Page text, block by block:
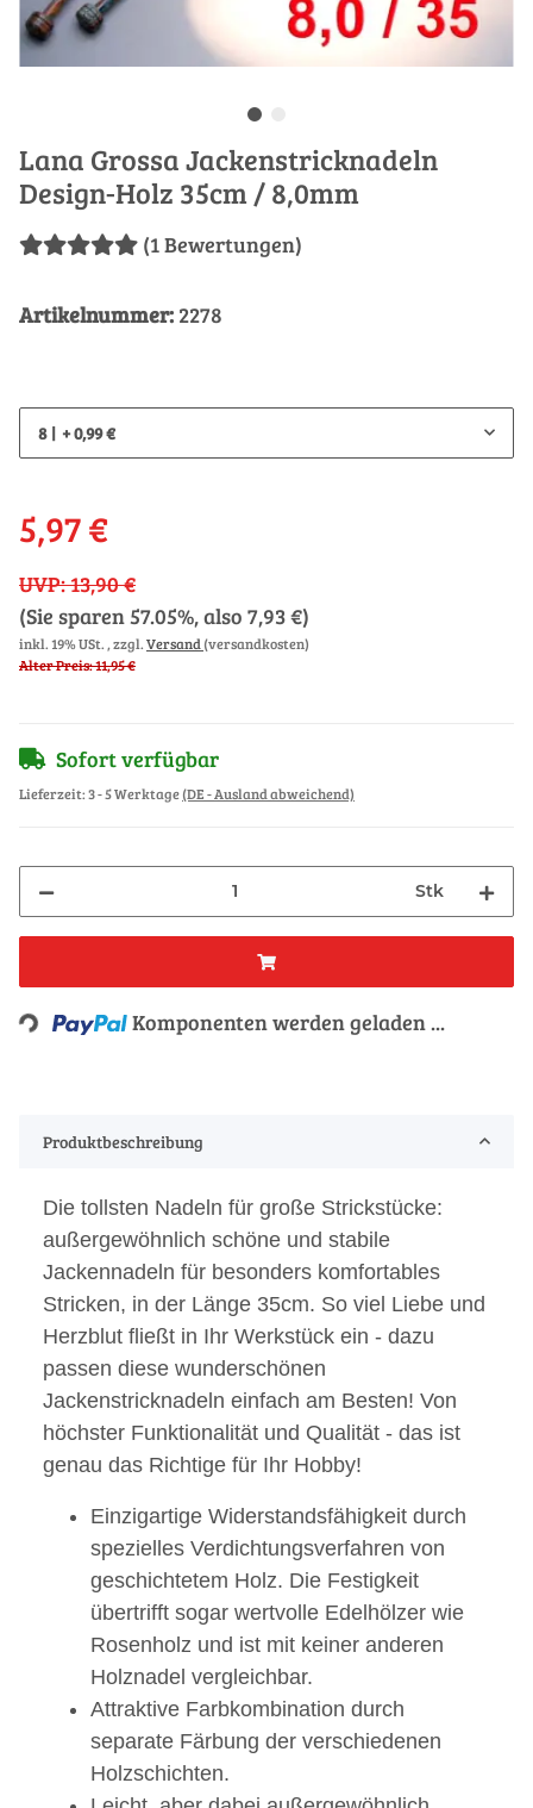
Lana Grossa Jackenstricknadeln
Design-Holz 35cm / 8,0mm
(1 Bewertungen)
Artikelnummer: 2278
8 + 0,99 €
5,97 €
UVP:13,90 €
(Sie sparen57.05%, also 7,93 €)
inkl. 19% USt. , zzgl.Versand (versandkosten)
Alter Preis: 11,95 €
Sofort verfügbar
Lieferzeit:3 - 5 Werktage(DE - Ausland abweichend)
Stk
Loading... Komponenten werden geladen ...
Produktbeschreibung
Die tollsten Nadeln für große Strickstücke:
außergewöhnlich schöne und stabile
Jackennadeln für besonders komfortables
Stricken, in der Länge 35cm. So viel Liebe und
Herzblut fließt in Ihr Werkstück ein - dazu
passen diese wunderschönen
Jackenstricknadeln einfach am Besten! Von
höchster Funktionalität und Qualität - das ist
genau das Richtige für Ihr Hobby!
Einzigartige Widerstandsfähigkeit durch
spezielles Verdichtungsverfahren von
geschichtetem Holz. Die Festigkeit
übertrifft sogar wertvolle Edelhölzer wie
Rosenholz und ist mit keiner anderen
Holznadel vergleichbar.
Attraktive Farbkombination durch
separate Färbung der verschiedenen
Holzschichten.